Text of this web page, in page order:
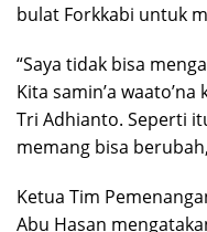
bulat Forkkabi untuk
“Saya tidak bisa
Kita samin’a
Tri Adhianto. Seperti
memang bisa
Ketua Tim
Abu Hasan